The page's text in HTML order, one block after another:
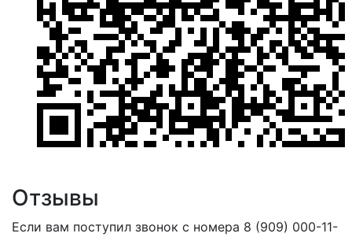
Отзывы
Если вам поступил звонок с номера 8 (909) 000-11-